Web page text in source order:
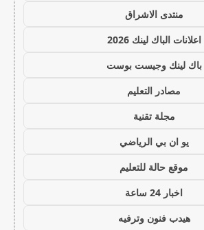
منتدى الاشراق
اعلانات الباك لينك 2026
باك لينك وجيست بوست
مصادر التعليم
مجلة تقنية
يو ان بي الرياضي
موقع حالة للتعليم
اخبار 24 ساعة
هيدب فنون وترفيه